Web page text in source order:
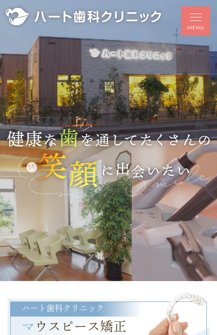
ハート歯科クリニック
マ ウスピース矯正